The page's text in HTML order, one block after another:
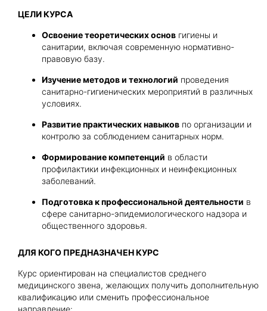
ЦЕЛИ КУРСА
Освоение теоретических основ гигиены и
санитарии, включая современную нормативно-
правовую базу.
Изучение методов и технологий проведения
санитарно-гигиенических мероприятий в различных
условиях.
Развитие практических навыков по организации и
контролю за соблюдением санитарных норм.
Формирование компетенций в области
профилактики инфекционных и неинфекционных
заболеваний.
Подготовка к профессиональной деятельности в
сфере санитарно-эпидемиологического надзора и
общественного здоровья.
ДЛЯ КОГО ПРЕДНАЗНАЧЕН КУРС
Курс ориентирован на специалистов среднего
медицинского звена, желающих получить дополнительную
квалификацию или сменить профессиональное
направление:
Приложите документы
Получить консультацию
Даю согласие наобработку персональных
данныхиe-mail рассылку
Приложите документы
Получить консультацию
Даю согласие наобработку персональных
данныхиe-mail рассылку
Даю согласие наобработку персональных
данныхи e-mail рассылку